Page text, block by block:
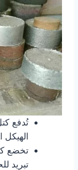
تُدفع
الهيكل
تخضع
تبريد